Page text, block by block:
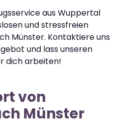
aus Wuppertal
und stressfreien
Münster. Kontaktiere uns
und lass unseren
dich arbeiten!
von
Münster